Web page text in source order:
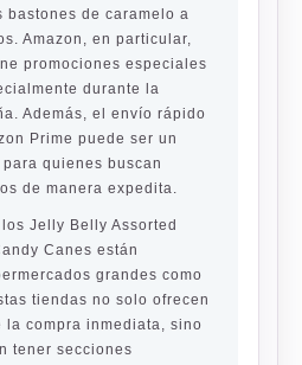
bastones de caramelo a
Amazon, en particular,
promociones especiales
durante la
Además, el envío rápido
Prime puede ser un
quienes buscan
de manera expedita.
Jelly Belly Assorted
Canes están
grandes como
tiendas no solo ofrecen
la compra inmediata, sino
tener secciones